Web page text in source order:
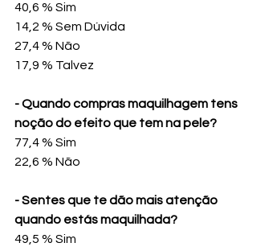
40,6 % Sim
14,2 % Sem Dúvida
27,4 % Não
17,9 % Talvez
- Quando compras maquilhagem tens
noção do efeito que tem na pele?
77,4 % Sim
22,6 % Não
- Sentes que te dão mais atenção
quando estás maquilhada?
49,5 % Sim